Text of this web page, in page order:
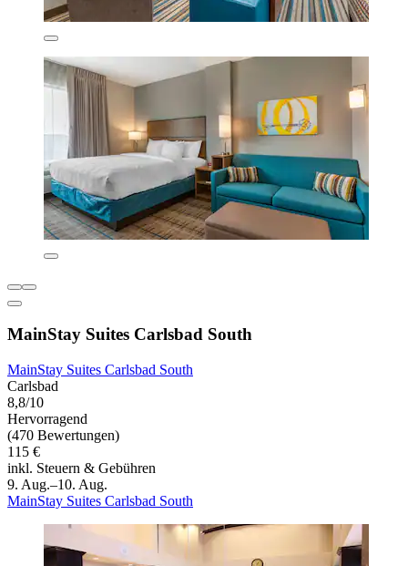
MainStay Suites Carlsbad South
MainStay Suites Carlsbad South
Carlsbad
8,8/10
Hervorragend
(470 Bewertungen)
115 €
inkl. Steuern & Gebühren
9. Aug.–10. Aug.
MainStay Suites Carlsbad South